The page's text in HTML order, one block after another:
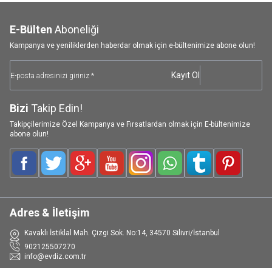
E-Bülten Aboneliği
Kampanya ve yeniliklerden haberdar olmak için e-bültenimize abone olun!
Kayıt Ol
Bizi Takip Edin!
Takipçilerimize Özel Kampanya ve Fırsatlardan olmak için E-bültenimize
abone olun!
FacebookTwitterGoogle-PlusYoutubeInstagramWhatsAppTumblrPinterest
Adres & İletişim
Kavaklı İstiklal Mah. Çizgi Sok. No:14, 34570 Silivri/İstanbul
902125507270
info@evdiz.com.tr